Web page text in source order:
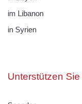
im Libanon
in Syrien
Unterstützen Sie